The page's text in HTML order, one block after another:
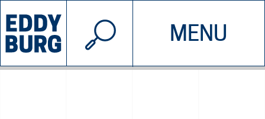
MENU
INIZIATIVE CHI SIAMO
© 2026 EDDYBURG